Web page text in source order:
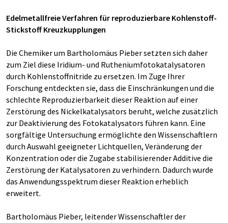
Edelmetallfreie Verfahren für reproduzierbare Kohlenstoff-
Stickstoff Kreuzkupplungen
Die Chemiker um Bartholomäus Pieber setzten sich daher
zum Ziel diese Iridium- und Rutheniumfotokatalysatoren
durch Kohlenstoffnitride zu ersetzen. Im Zuge Ihrer
Forschung entdeckten sie, dass die Einschränkungen und die
schlechte Reproduzierbarkeit dieser Reaktion auf einer
Zerstörung des Nickelkatalysators beruht, welche zusätzlich
zur Deaktivierung des Fotokatalysators führen kann. Eine
sorgfältige Untersuchung ermöglichte den Wissenschaftlern
durch Auswahl geeigneter Lichtquellen, Veränderung der
Konzentration oder die Zugabe stabilisierender Additive die
Zerstörung der Katalysatoren zu verhindern. Dadurch wurde
das Anwendungsspektrum dieser Reaktion erheblich
erweitert.
Bartholomäus Pieber, leitender Wissenschaftler der